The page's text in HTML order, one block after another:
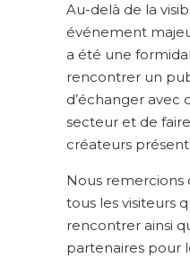
Au-delà de la
événement
a été une
rencontrer un
d’échanger avec
secteur et de
créateurs
Nous
tous les visiteurs
rencontrer ainsi
partenaires pour